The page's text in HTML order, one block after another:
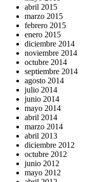
abril 2015
marzo 2015
febrero 2015
enero 2015
diciembre 2014
noviembre 2014
octubre 2014
septiembre 2014
agosto 2014
julio 2014
junio 2014
mayo 2014
abril 2014
marzo 2014
abril 2013
diciembre 2012
octubre 2012
junio 2012
mayo 2012